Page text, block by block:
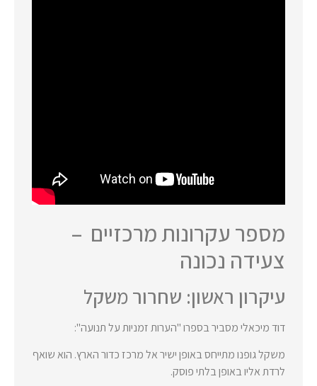
מספר עקרונות מרכזיים –
צעידה נכונה
עיקרון ראשון: שחרור משקל
דוד מיכאלי מסביר בספרו "הערות זמניות על תנועה":
משקל גופנו מתייחס באופן ישיר אל מרכז כדור הארץ. הוא שואף
לרדת אליו באופן בלתי פוסק.